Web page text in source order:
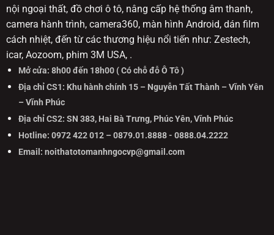
nội ngoại thất, đồ chơi ô tô, nâng cấp hệ thống âm thanh,
camera hành trình, camera360, màn hình Android, dán film
cách nhiệt, đến từ các thương hiệu nổi tiến như: Zestech,
icar, Aozoom, phim 3M USA, .
Mở cửa: 8h00 đến 18h00 ( Có chỗ đỗ Ô Tô )
Địa chỉ CS1: Khu hành chính 15 – Nguyễn Tất Thành – Vĩnh Yên
– Vĩnh Phúc
Địa chỉ CS2: SN 383, Hai Bà Trưng, Phúc Yên, Vĩnh Phúc
Hotline: 0972 422 012 – 0879.01.8888 - 0888.04.2222
Email: noithatotomanhngocvp@gmail.com